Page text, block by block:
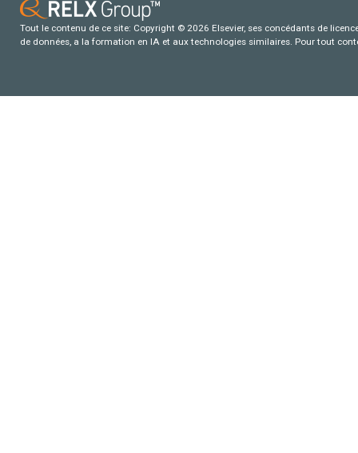
Tout le contenu de ce site: Copyright © 2026 Elsevier, ses concédants de
de données, a la formation en IA et aux technologies similaires. Pour tout